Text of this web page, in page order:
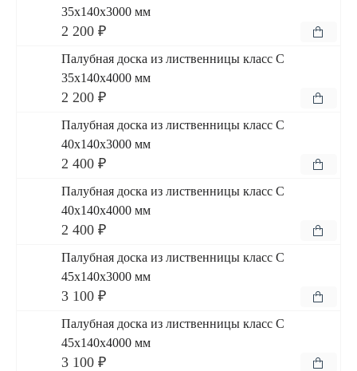
35x140x3000 мм
2 200 ₽
Палубная доска из лиственницы класс С
35x140x4000 мм
2 200 ₽
Палубная доска из лиственницы класс С
40x140x3000 мм
2 400 ₽
Палубная доска из лиственницы класс С
40x140x4000 мм
2 400 ₽
Палубная доска из лиственницы класс С
45x140x3000 мм
3 100 ₽
Палубная доска из лиственницы класс С
45x140x4000 мм
3 100 ₽